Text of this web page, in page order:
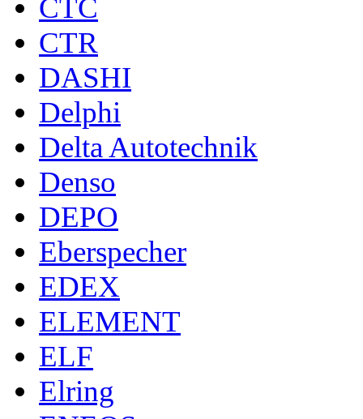
CTC
CTR
DASHI
Delphi
Delta Autotechnik
Denso
DEPO
Eberspecher
EDEX
ELEMENT
ELF
Elring